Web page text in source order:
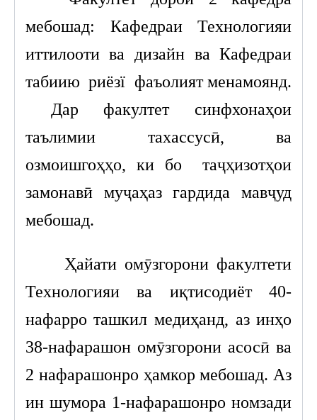
мебошад: Кафедраи Технологияи
иттилооти ва дизайн ва Кафедраи
табиию риёзї фаъолият менамоянд.
Дар факултет синфхонаҳои
таълимии тахассусӣ, ва
озмоишгоҳҳо, ки бо таҷҳизотҳои
замонавӣ муҷаҳаз гардида мавҷуд
мебошад.
Ҳайати омӯзгорони факултети
Технологияи ва иқтисодиёт 40-
нафарро ташкил медиҳанд, аз инҳо
38-нафарашон омӯзгорони асосӣ ва
2 нафарашонро ҳамкор мебошад. Аз
ин шумора 1-нафарашонро номзади